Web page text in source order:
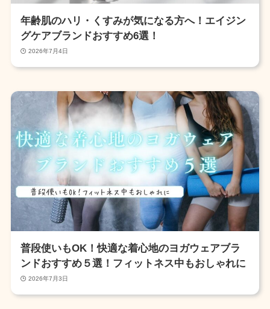
年齢肌のハリ・くすみが気になる方へ！エイジン
グケアブランドおすすめ6選！
2026年7月4日
普段使いもOK！快適な着心地のヨガウェアブラ
ンドおすすめ５選！フィットネス中もおしゃれに
2026年7月3日